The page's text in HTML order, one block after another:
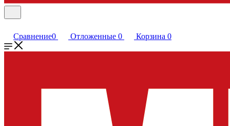
Сравнение0 Отложенные 0 Корзина 0